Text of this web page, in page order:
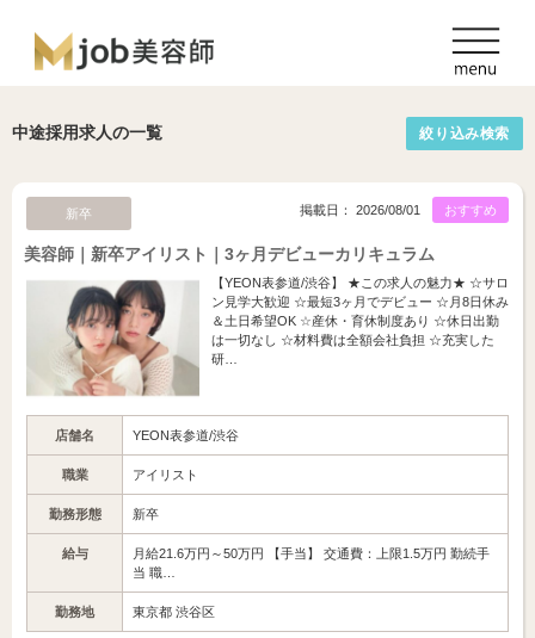
中途採用求人の一覧 絞り込み検索
新卒 おすすめ
掲載日： 2026/08/01
美容師｜新卒アイリスト｜3ヶ月デビューカリキュラム
【YEON表参道/渋谷】 ★この求人の魅力★ ☆サロ
ン見学大歓迎 ☆最短3ヶ月でデビュー ☆月8日休み
＆土日希望OK ☆産休・育休制度あり ☆休日出勤
は一切なし ☆材料費は全額会社負担 ☆充実した
研…
店舗名 YEON表参道/渋谷
職業 アイリスト
勤務形態 新卒
給与
月給21.6万円～50万円 【手当】 交通費：上限1.5万円 勤続手
当 職…
勤務地 東京都 渋谷区